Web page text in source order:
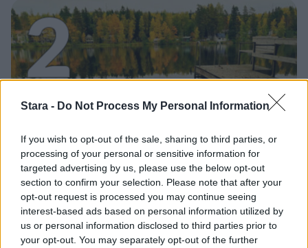
Stara - Do Not Process My Personal Information
If you wish to opt-out of the sale, sharing to third parties, or
processing of your personal or sensitive information for
targeted advertising by us, please use the below opt-out
section to confirm your selection. Please note that after your
opt-out request is processed you may continue seeing
interest-based ads based on personal information utilized by
us or personal information disclosed to third parties prior to
your opt-out. You may separately opt-out of the further
2
Sääennuste ulottuu nyt
marraskuulle – tältä näyttää
syksyn sää